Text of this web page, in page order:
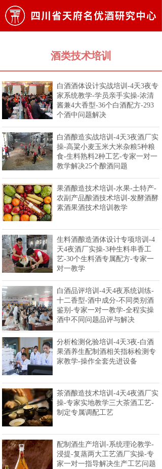
酒类技术培训
白酒酒体设计实战培训-4天3夜专
家系统教学-学员亲手实操-浓清
酱兼4大香型-36个白酒配方-293
个酒中问题解决
白酒酿造实战培训-4天3夜酒厂实
操-高粱小麦玉米大米杂粮5种粮
食-生料熟料2种工艺-专家一对一
教学解决25个酿酒问题
果酒酿造技术培训-水果-土特产-
农副产品酿酒技术培训-发酵酒酵
素酒果酒技术培训教学
生料酒酿造酒体设计专项培训-4
天4夜酒厂实操-3种生料串香工
艺-30个生料酒专属配方-专家一
对一教学
白酒品评培训-4天4夜系统训练-
十二香型-酒中成分-不同类别酒
鉴别-专家一对一教学-全程实操
酒中不同问题品评与解决
分析检测化验培训-4天3夜-白酒
果酒养生配制酒相关指标检测专
家教学-操作全套先进设备
茶酒酿造技术培训-4天4夜酒厂实
操-专家实地教学三大茶酒工艺-
制定专属调配工艺
配制酒生产培训-系统理论教学-
浸提-复蒸两大工艺酒厂实操-专
家一对一指导解决生产工艺问题